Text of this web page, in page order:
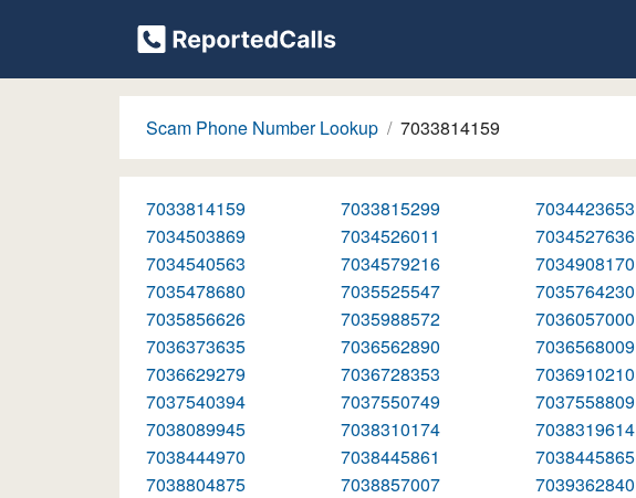
Scam Phone Number Lookup 7033814159
7033814159 7033815299 7034423653
7034503869
7034526011 7034527636
7034540563
7034579216 7034908170
7035478680
7035525547 7035764230
7035856626
7035988572 7036057000
7036373635
7036562890 7036568009
7036629279
7036728353 7036910210
7037540394
7037550749 7037558809
7038089945
7038310174 7038319614
7038444970
7038445861 7038445865
7038804875
7038857007 7039362840